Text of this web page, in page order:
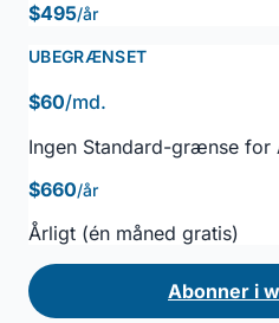
$495/år
UBEGRÆNSET
$60/md.
Ingen Standard-grænse for
$660/år
Årligt (én måned gratis)
Abonner i